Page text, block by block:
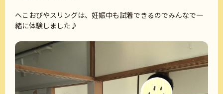
へこおびやスリングは、妊娠中も試着できるのでみんなで一
緒に体験しました♪